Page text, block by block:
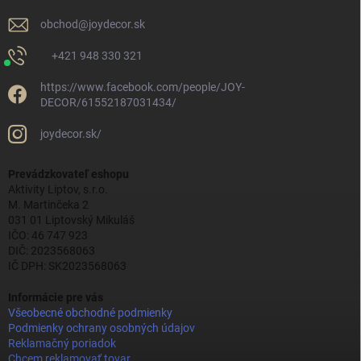
obchod@joydecor.sk
+421 948 330 321
https://www.facebook.com/people/JOY-
DECOR/61552187031434/
joydecor.sk/
Prevádzkovateľ eshopu
Aktivity Liptov, s.r.o.
M. Martinčeka 2
031 01 Liptovský Mikuláš
IČO: 46 747 923
DIČ: 2023568063
IČ DPH: SK2023568063
Informácie pre vás
Všeobecné obchodné podmienky
Podmienky ochrany osobných údajov
Reklamačný poriadok